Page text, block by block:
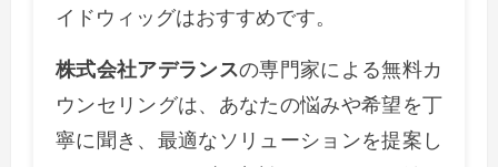
イドウィッグはおすすめです。
株式会社アデランスの専門家による無料カ
ウンセリングは、あなたの悩みや希望を丁
寧に聞き、最適なソリューションを提案し